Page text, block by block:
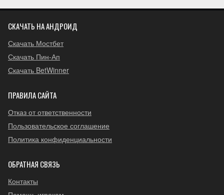
СКАЧАТЬ НА АНДРОИД
Скачать Мостбет
Скачать Пин-Ап
Скачать BetWinner
ПРАВИЛА САЙТА
Отказ от ответственности
Пользовательское соглашение
Политика конфиденциальности
ОБРАТНАЯ СВЯЗЬ
Контакты